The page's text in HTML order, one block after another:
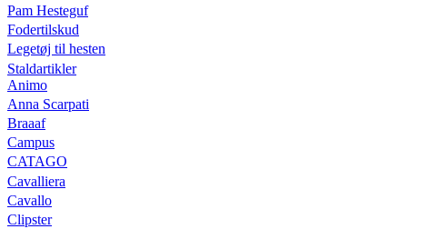
Pam Hesteguf
Fodertilskud
Legetøj til hesten
Staldartikler
Animo
Anna Scarpati
Braaaf
Campus
CATAGO
Cavalliera
Cavallo
Clipster